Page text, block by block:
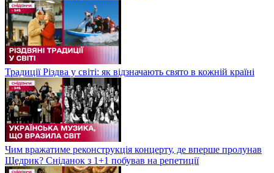
Традиції Різдва у світі: як відзначають свято в кожній країні
Чим вражатиме реконструкція концерту, де вперше пролунав
Щедрик? Сніданок з 1+1 побував на репетиції